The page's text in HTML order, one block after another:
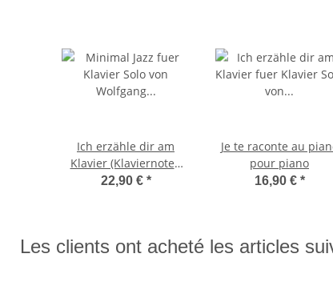
Ich erzähle dir am
Klavier (Klaviernoten
und MP3 Album)
22,90 € *
Je te raconte au
pour piano
16,90 € *
Les clients ont acheté les articles